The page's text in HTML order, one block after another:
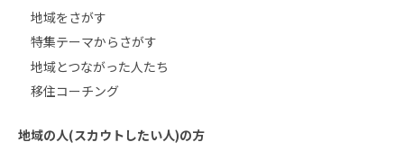
地域をさがす
特集テーマからさがす
地域とつながった人たち
移住コーチング
地域の人(スカウトしたい人)の方